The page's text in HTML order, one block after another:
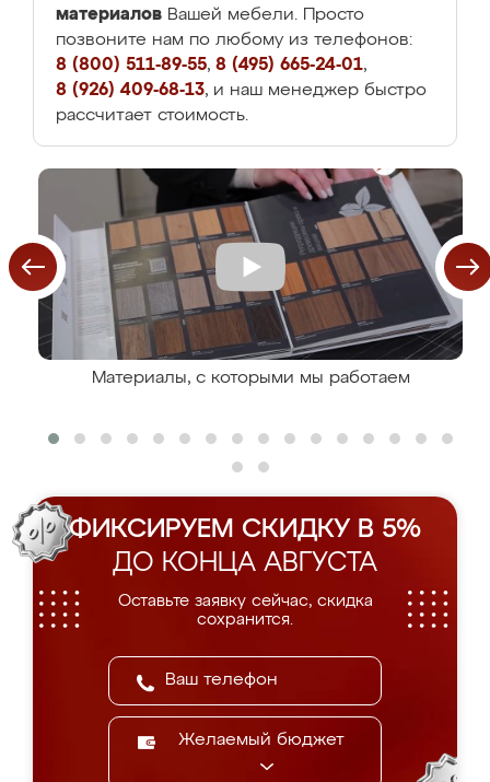
материалов Вашей мебели. Просто
позвоните нам по любому из телефонов:
8 (800) 511-89-55, 8 (495) 665-24-01,
8 (926) 409-68-13, и наш менеджер быстро
рассчитает стоимость.
Материалы, с которыми мы работаем
ФИКСИРУЕМ СКИДКУ В 5%
ДО КОНЦА АВГУСТА
Оставьте заявку сейчас, скидка
сохранится.
Желаемый бюджет